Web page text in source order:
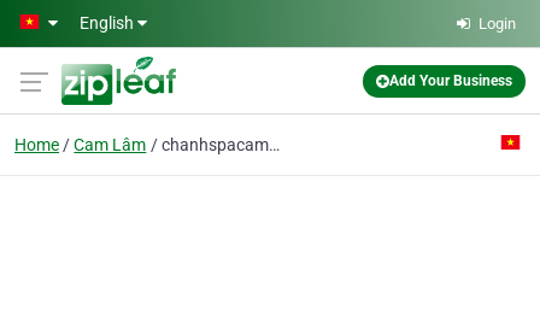
Skip to main content
English Login
Add Your Business
Home Cam Lâm chanhspacamlam@finmail.com